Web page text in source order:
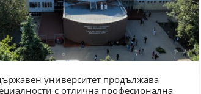
университет продължава
с отлична професионална